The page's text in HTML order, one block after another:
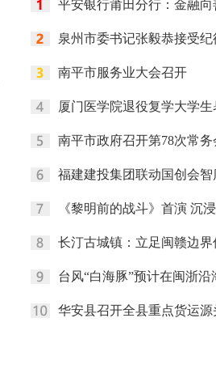
平安银行莆田分行：金融向
泉州市委书记张毅恭接受纪
南平市服务业大会召开
厦门医学院退役复学大学生
南平市政府召开第78次常务
福建建投集团联动国创会智
《黎明前的战斗》首演 沉
长汀古城镇：立足闽赣边界
台风“白海豚”预计在闽浙沿
华安县召开全县重点货运源